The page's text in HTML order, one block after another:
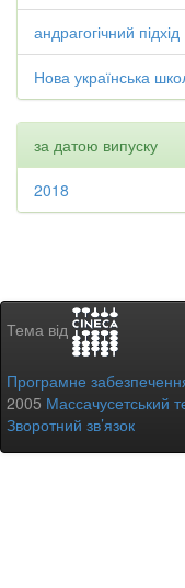
андрагогічний підхід
Нова українська
за датою випуску
2018
Тема від
Програмне
2005 Массачусетський
Зворотний зв’язок